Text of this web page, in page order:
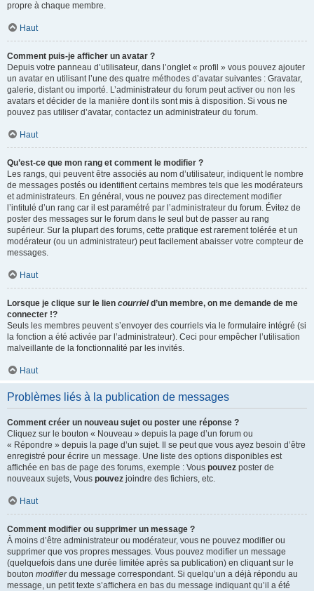
propre à chaque membre.
Haut
Comment puis-je afficher un avatar ?
Depuis votre panneau d’utilisateur, dans l’onglet « profil » vous pouvez ajouter
un avatar en utilisant l’une des quatre méthodes d’avatar suivantes : Gravatar,
galerie, distant ou importé. L’administrateur du forum peut activer ou non les
avatars et décider de la manière dont ils sont mis à disposition. Si vous ne
pouvez pas utiliser d’avatar, contactez un administrateur du forum.
Haut
Qu’est-ce que mon rang et comment le modifier ?
Les rangs, qui peuvent être associés au nom d’utilisateur, indiquent le nombre
de messages postés ou identifient certains membres tels que les modérateurs
et administrateurs. En général, vous ne pouvez pas directement modifier
l’intitulé d’un rang car il est paramétré par l’administrateur du forum. Évitez de
poster des messages sur le forum dans le seul but de passer au rang
supérieur. Sur la plupart des forums, cette pratique est rarement tolérée et un
modérateur (ou un administrateur) peut facilement abaisser votre compteur de
messages.
Haut
Lorsque je clique sur le lien courrield’un membre, on me demande de me
connecter !?
Seuls les membres peuvent s’envoyer des courriels via le formulaire intégré (si
la fonction a été activée par l’administrateur). Ceci pour empêcher l’utilisation
malveillante de la fonctionnalité par les invités.
Haut
Problèmes liés à la publication de messages
Comment créer un nouveau sujet ou poster une réponse ?
Cliquez sur le bouton « Nouveau » depuis la page d’un forum ou
« Répondre » depuis la page d’un sujet. Il se peut que vous ayez besoin d’être
enregistré pour écrire un message. Une liste des options disponibles est
affichée en bas de page des forums, exemple : Vous pouvez poster de
nouveaux sujets, Vous pouvez joindre des fichiers, etc.
Haut
Comment modifier ou supprimer un message ?
À moins d’être administrateur ou modérateur, vous ne pouvez modifier ou
supprimer que vos propres messages. Vous pouvez modifier un message
(quelquefois dans une durée limitée après sa publication) en cliquant sur le
bouton modifierdu message correspondant. Si quelqu’un a déjà répondu au
message, un petit texte s’affichera en bas du message indiquant qu’il a été